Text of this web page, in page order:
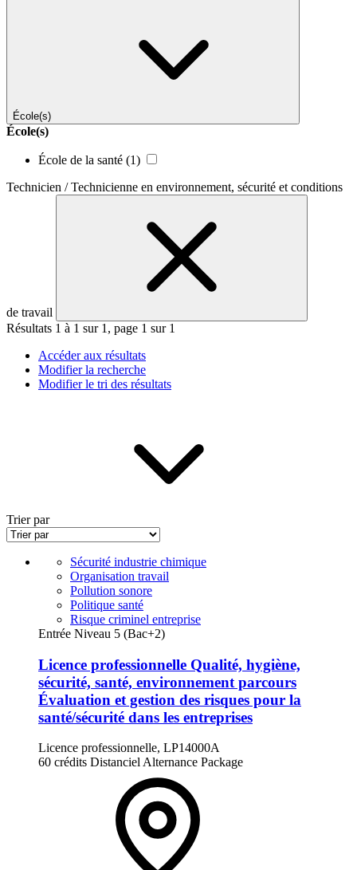
École(s)
École(s)
École de la santé (1)
Technicien / Technicienne en environnement, sécurité et conditions
de travail
Résultats 1 à 1 sur 1, page 1 sur 1
Accéder aux résultats
Modifier la recherche
Modifier le tri des résultats
Trier par
Sécurité industrie chimique
Organisation travail
Pollution sonore
Politique santé
Risque criminel entreprise
Entrée Niveau 5 (Bac+2)
Licence professionnelle Qualité, hygiène,
sécurité, santé, environnement parcours
Évaluation et gestion des risques pour la
santé/sécurité dans les entreprises
Licence professionnelle, LP14000A
60 crédits Distanciel Alternance Package